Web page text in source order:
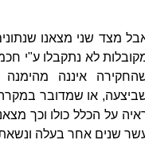
מצד שני מצאנו
לא נתקבלו ע"י
איננה
או שמדובר במקרה
על הכלל כולו וכך
שנים אחר בעלה ונשאת